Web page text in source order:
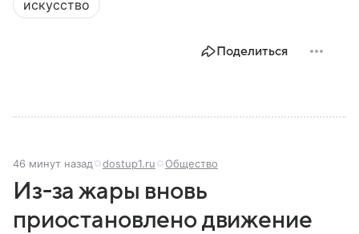
искусство
Поделиться
46 минут назад dostup1.ru Общество
Из-за жары вновь
приостановлено движение